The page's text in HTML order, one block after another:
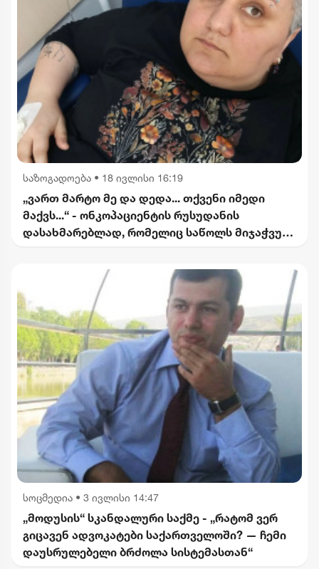
საზოგადოება • 18 ივლისი 16:19
„ვართ მარტო მე და დედა... თქვენი იმედი
მაქვს...“ - ონკოპაციენტის რუსუდანის
დასახმარებლად, რომელიც საწოლს მიჯაჭვულ
სოცმედია • 3 ივლისი 14:47
„მოდუსის“ სკანდალური საქმე - „რატომ ვერ
გიცავენ ადვოკატები საქართველოში? — ჩემი
დაუსრულებელი ბრძოლა სისტემასთან“